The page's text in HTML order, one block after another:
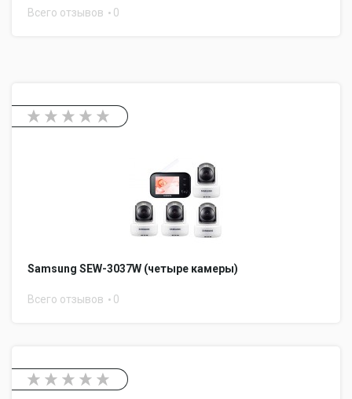
Всего отзывов 0
Samsung SEW-3037W (четыре камеры)
Всего отзывов 0